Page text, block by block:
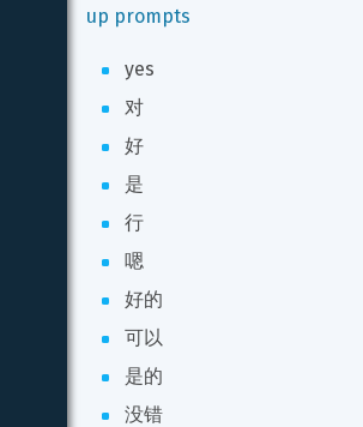
up prompts
yes
对
好
是
行
嗯
好的
可以
是的
没错